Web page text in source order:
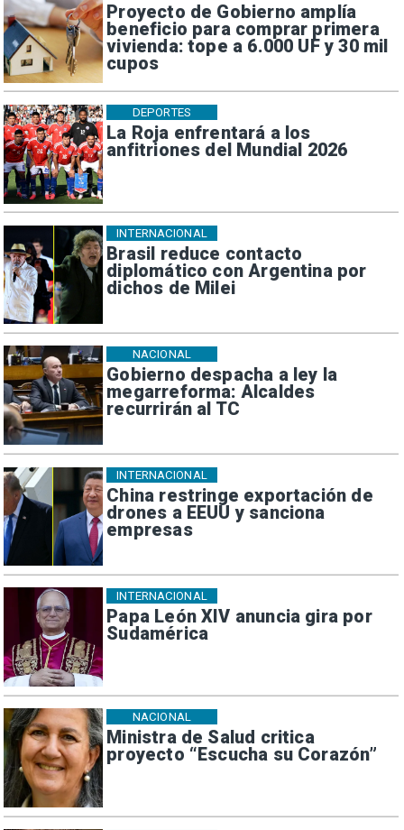
Proyecto de Gobierno amplía
beneficio para comprar primera
vivienda: tope a 6.000 UF y 30 mil
cupos
La Roja enfrentará a los
anfitriones del Mundial 2026
DEPORTES
Brasil reduce contacto
diplomático con Argentina por
dichos de Milei
INTERNACIONAL
Gobierno despacha a ley la
megarreforma: Alcaldes
recurrirán al TC
NACIONAL
China restringe exportación de
drones a EEUU y sanciona
empresas
INTERNACIONAL
Papa León XIV anuncia gira por
Sudamérica
INTERNACIONAL
Ministra de Salud critica
proyecto “Escucha su Corazón”
NACIONAL